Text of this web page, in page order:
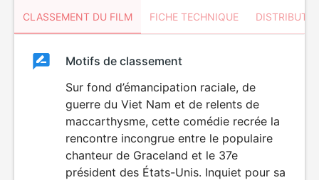
CLASSEMENT DU FILM FICHE TECHNIQUE
ClassementClassement
Motifs de classement
Sur fond d’émancipation raciale, de
guerre du Viet Nam et de relents de
maccarthysme, cette comédie recrée la
rencontre incongrue entre le populaire
chanteur de Graceland et le 37e
président des États-Unis. Inquiet pour sa